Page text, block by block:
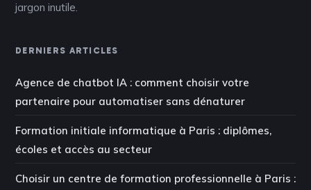
jargon inutile.
DERNIERS ARTICLES
Agence de chatbot IA : comment choisir votre
partenaire pour automatiser sans dénaturer
Formation initiale informatique à Paris : diplômes,
écoles et accès au secteur
Choisir un centre de formation professionnelle à Paris :